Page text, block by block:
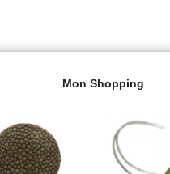
Mon Shopping